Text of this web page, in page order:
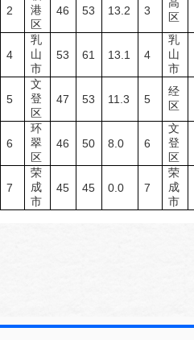
2
港
区
46 53 13.2 3
区
4
乳
山
市
53 61 13.1 4
乳
山
市
5
文
登
区
47 53 11.3 5
经
区
6
环
翠
区
46 50 8.0 6
文
登
区
7
荣
成
市
45 45 0.0 7
荣
成
市